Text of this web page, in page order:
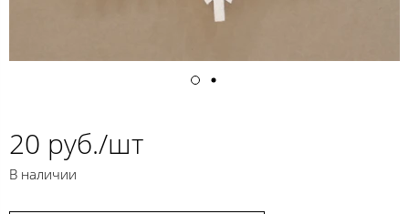
20 руб./шт
В наличии